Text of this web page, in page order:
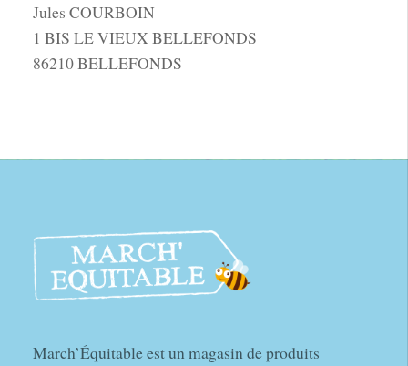
Jules COURBOIN
1 BIS LE VIEUX BELLEFONDS
86210 BELLEFONDS
March’Équitable est un magasin de produits